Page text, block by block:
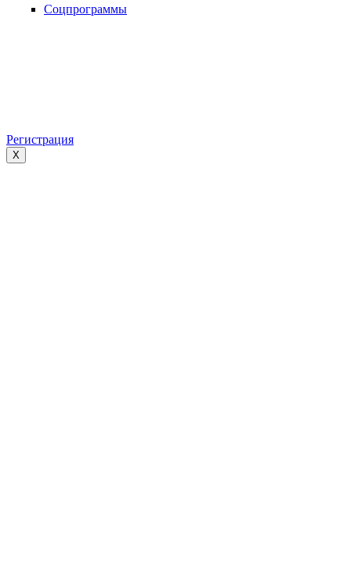
Соцпрограммы
Регистрация
X